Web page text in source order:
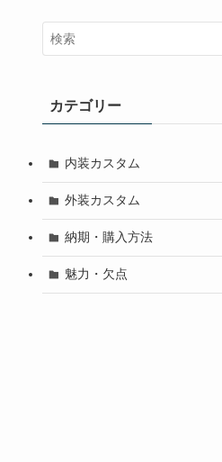
カテゴリー
内装カスタム
外装カスタム
納期・購入方法
魅力・欠点